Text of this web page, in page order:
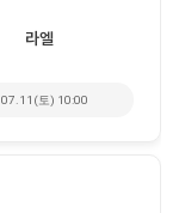
라엘
07.11(토) 10:00